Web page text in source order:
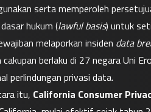
serta memperoleh
hukum (lawful basis) untuk
melaporkan insiden data
cakupan berlaku di 27 negara Uni
perlindungan privasi data.
itu, California Consumer